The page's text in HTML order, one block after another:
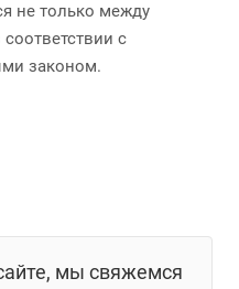
не только между
с
законом.
мы свяжемся